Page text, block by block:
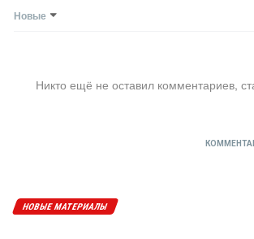
Новые
Никто ещё не оставил комментариев,
НОВЫЕ МАТЕРИАЛЫ